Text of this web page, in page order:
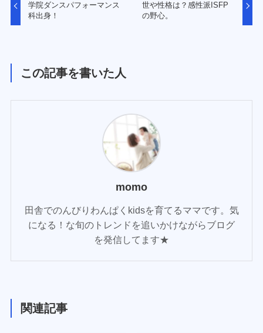
学院ダンスパフォーマンス
科出身！
世や性格は？感性派ISFP
の野心。
この記事を書いた人
momo
田舎でのんびりわんぱくkidsを育てるママです。気
になる！な旬のトレンドを追いかけながらブログ
を発信してます★
関連記事